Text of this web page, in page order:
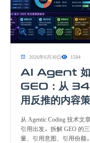
2026年6月30日 1584
AI Agent 如
GEO：从
用反推的内容
从 Agentic Coding 技术文
引用出发，拆解 GEO 的
量、引用意图、引用份额